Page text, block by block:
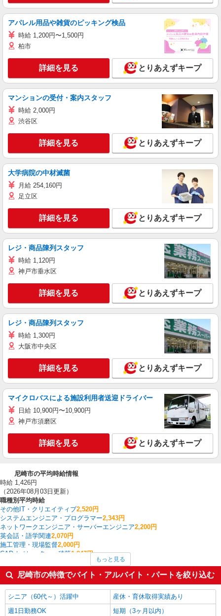
アパレル用品や雑貨のピッキング検品
時給 1,200円〜1,500円
柏市
詳細を見る とりあえずキープ
マンションの受付・案内スタッフ
時給 2,000円
渋谷区
詳細を見る とりあえずキープ
大学病院の中材滅菌
月給 254,160円
足立区
詳細を見る とりあえずキープ
レジ・商品陳列スタッフ
時給 1,120円
神戸市垂水区
詳細を見る とりあえずキープ
レジ・商品陳列スタッフ
時給 1,300円
大阪市中央区
詳細を見る とりあえずキープ
マイクロバスによる施設利用者送迎ドライバー
日給 10,900円〜10,900円
神戸市須磨区
詳細を見る とりあえずキープ
尼崎市の平均時給情報
時給 1,426円
（2026年08月03日更新）
職種別平均時給
その他IT・クリエイティブ2,520円
システムエンジニア・プログラマー2,343円
ネットワークエンジニア・サーバーエンジニア2,200円
英会話・語学関連2,070円
施工管理・現場監督2,000円
CADオペレーター・積算1,847円
その他オフィスワーク・事務 1,732円
ルートセールス 1,675円
経理・人事・労務・総務・法務1,642円
尼崎市の他の職種の平均時給を見る
もっと見る
尼崎市の特徴でバイト・アルバイト・パートを絞り込む
シニア（60代～）活躍中
産休・育休取得実績あり
週1日勤務OK
短期（3ヶ月以内）